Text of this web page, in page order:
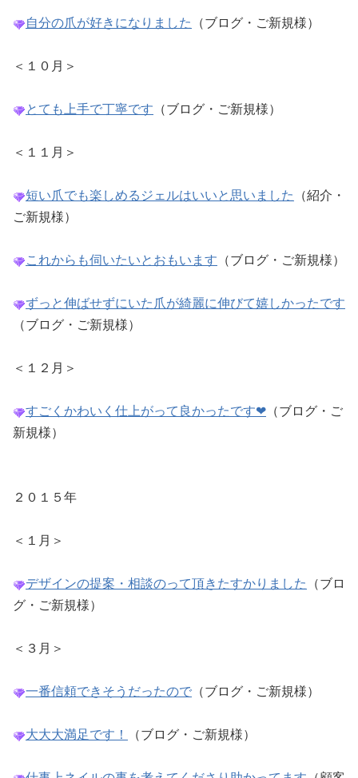
自分の爪が好きになりました （ブログ・ご新規様）
＜１０月＞
とても上手で丁寧です （ブログ・ご新規様）
＜１１月＞
短い爪でも楽しめるジェルはいいと思いました
（紹介・
ご新規様）
これからも伺いたいとおもいます （ブログ・ご新規様）
ずっと伸ばせずにいた爪が綺麗に伸びて嬉しかったです
（ブログ・ご新規様）
＜１２月＞
すごくかわいく仕上がって良かったです❤ （ブログ・ご
新規様）
２０１５年
＜１月＞
デザインの提案・相談のって頂きたすかりました
（ブロ
グ・ご新規様）
＜３月＞
一番信頼できそうだったので （ブログ・ご新規様）
大大大満足です！ （ブログ・ご新規様）